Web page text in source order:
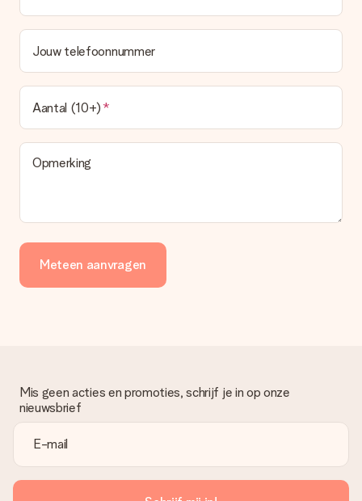
Jouw telefoonnummer
Aantal (10+)
Opmerking
Meteen aanvragen
Mis geen acties en promoties, schrijf je in op onze
nieuwsbrief